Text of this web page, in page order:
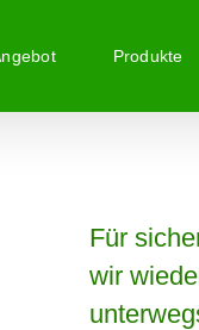
Produkte
Für
wir